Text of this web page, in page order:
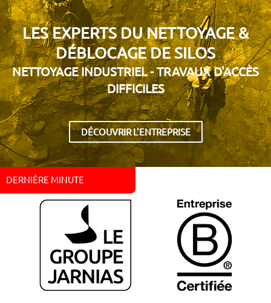
LES EXPERTS DU NETTOYAGE &
DÉBLOCAGE DE SILOS
NETTOYAGE INDUSTRIEL - TRAVAUX D'ACCÈS
DIFFICILES
DÉCOUVRIR L'ENTREPRISE
DERNIÈRE MINUTE